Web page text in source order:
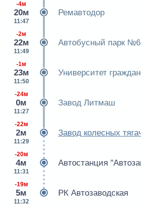
-4м
20м
11:47
Ремавтодор
-2м
22м
11:49
Автобусный парк №6
-1м
23м
11:50
Университет
-24м
0м
11:27
Завод Литмаш
-22м
2м
11:29
Завод колесных
-20м
4м
11:31
Автостанция
-19м
5м
11:32
РК Автозаводская